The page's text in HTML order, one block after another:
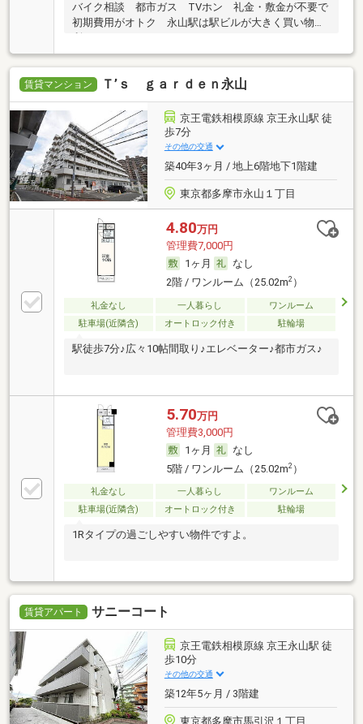
バイク相談 都市ガス TVホン 礼金・敷金が不要で
初期費用がオトク 永山駅は駅ビルが大きく買い物便
賃貸マンション Ｔ’ｓ ｇａｒｄｅｎ永山
京王電鉄相模原線 京王永山駅 徒
歩7分
その他の交通
築40年3ヶ月 / 地上6階地下1階建
東京都多摩市永山１丁目
4.80万円
管理費7,000円
1ヶ月
なし
2階 / ワンルーム（25.02m2）
礼金なし 一人暮らし
ワンルーム
駐車場(近隣含)
オートロック付き 駐輪場
駅徒歩7分♪広々10帖間取り♪エレベーター♪都市ガス♪
5.70万円
管理費3,000円
1ヶ月
なし
5階 / ワンルーム（25.02m2）
礼金なし 一人暮らし
ワンルーム
駐車場(近隣含)
オートロック付き 駐輪場
1Rタイプの過ごしやすい物件ですよ。
賃貸アパート サニーコート
京王電鉄相模原線 京王永山駅 徒
歩10分
その他の交通
築12年5ヶ月 / 3階建
東京都多摩市馬引沢１丁目